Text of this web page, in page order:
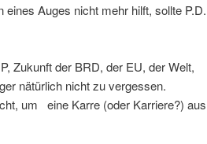
Auges nicht mehr hilft, sollte P.D.
Zukunft der BRD, der EU, der Welt,
nätürlich nicht zu vergessen.
um eine Karre (oder Karriere?) aus